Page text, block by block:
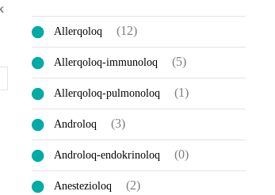
Allerqoloq (12)
Allerqoloq-immunoloq (5)
Allerqoloq-pulmonoloq (1)
Androloq (3)
Androloq-endokrinoloq (0)
Anestezioloq (2)